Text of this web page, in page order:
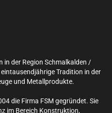
in der Region Schmalkalden /
Tradition in der
und Metallprodukte.
die Firma FSM gegründet. Sie
im Bereich Konstruktion,